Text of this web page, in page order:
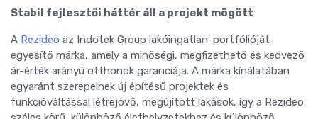
Stabil fejlesztői háttér áll a projekt mögött
A Rezideo az Indotek Group lakóingatlan-portfólióját
egyesítő márka, amely a minőségi, megfizethető és kedvező
ár-érték arányú otthonok garanciája. A márka kínálatában
egyaránt szerepelnek új építésű projektek és
funkcióváltással létrejövő, megújított lakások, így a Rezideo